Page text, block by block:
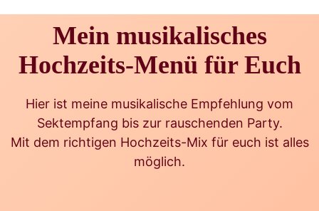
Mein musikalisches
Hochzeits-Menü für Euch
Hier ist meine musikalische Empfehlung vom
Sektempfang bis zur rauschenden Party.
Mit dem richtigen Hochzeits-Mix für euch ist alles
möglich.